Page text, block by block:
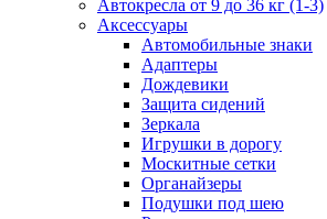
Автокресла от 9 до 36 кг (1-3)
Аксессуары
Автомобильные знаки
Адаптеры
Дождевики
Защита сидений
Зеркала
Игрушки в дорогу
Москитные сетки
Органайзеры
Подушки под шею